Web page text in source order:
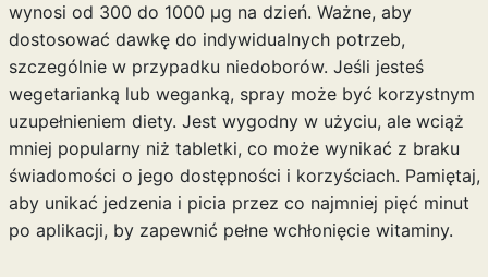
wynosi od 300 do 1000 µg na dzień. Ważne, aby
dostosować dawkę do indywidualnych potrzeb,
szczególnie w przypadku niedoborów. Jeśli jesteś
wegetarianką lub weganką, spray może być korzystnym
uzupełnieniem diety. Jest wygodny w użyciu, ale wciąż
mniej popularny niż tabletki, co może wynikać z braku
świadomości o jego dostępności i korzyściach. Pamiętaj,
aby unikać jedzenia i picia przez co najmniej pięć minut
po aplikacji, by zapewnić pełne wchłonięcie witaminy.